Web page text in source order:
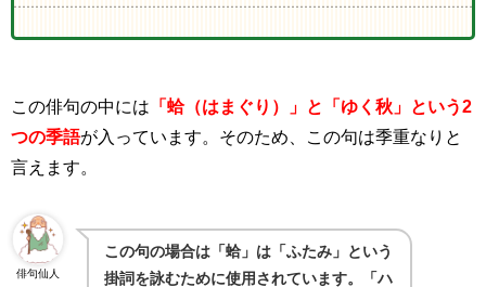
この俳句の中には 「蛤（はまぐり）」と「ゆく秋」という2
つの季語が入っています。そのため、この句は季重なりと
言えます。
俳句仙人
この句の場合は「蛤」は「ふたみ」という
掛詞を詠むために使用されています。「ハ